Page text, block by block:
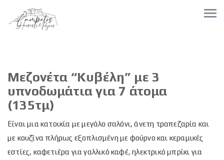
Μεζονέτα “Κυβέλη” με 3
υπνοδωμάτιαγια 7 άτομα
(135τμ)
Είναι μια κατοικία με μεγάλο σαλόνι, άνετη τραπεζαρία και
με κουζίνα πλήρως εξοπλισμένη με φούρνο και κεραμικές
εστίες, καφετιέρα για γαλλικό καφέ, ηλεκτρικό μπρίκι για